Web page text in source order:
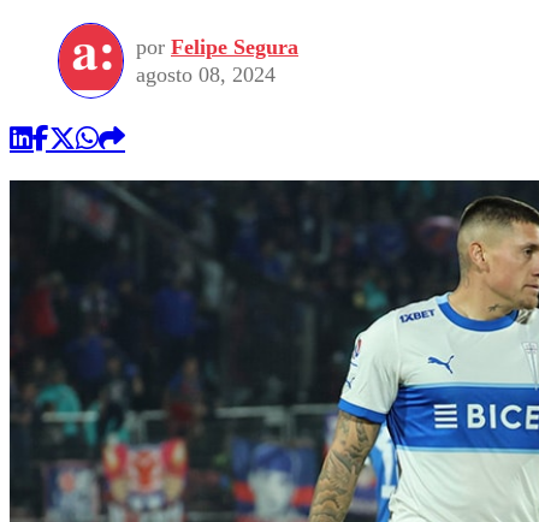
Torneo Internacional
Torneo Nacional
Internacional
Nacional
Programas
Comercial
por Felipe Segura
agosto 08, 2024